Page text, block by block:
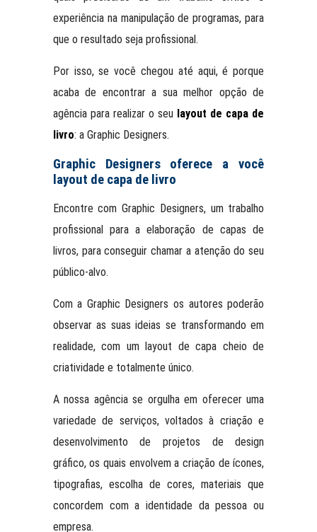
experiência na manipulação de programas, para
que o resultado seja profissional.
Por isso, se você chegou até aqui, é porque
acaba de encontrar a sua melhor opção de
agência para realizar o seu layout de capa de
livro: a Graphic Designers.
Graphic Designers oferece a você
layout de capa de livro
Encontre com Graphic Designers, um trabalho
profissional para a elaboração de capas de
livros, para conseguir chamar a atenção do seu
público-alvo.
Com a Graphic Designers os autores poderão
observar as suas ideias se transformando em
realidade, com um layout de capa cheio de
criatividade e totalmente único.
A nossa agência se orgulha em oferecer uma
variedade de serviços, voltados à criação e
desenvolvimento de projetos de design
gráfico, os quais envolvem a criação de ícones,
tipografias, escolha de cores, materiais que
concordem com a identidade da pessoa ou
empresa.